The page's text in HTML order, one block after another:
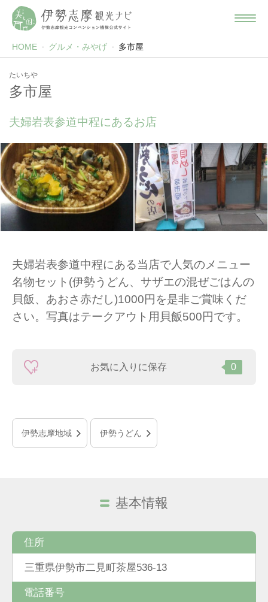
HOME グルメ・みやげ 多市屋
たいちや
多市屋
夫婦岩表参道中程にあるお店
夫婦岩表参道中程にある当店で人気のメニュー
名物セット(伊勢うどん、サザエの混ぜごはんの
貝飯、あおさ赤だし)1000円を是非ご賞味くだ
さい。写真はテークアウト用貝飯500円です。
お気に入りに保存 0
伊勢志摩地域 伊勢うどん
基本情報
住所
三重県伊勢市二見町茶屋536-13
電話番号